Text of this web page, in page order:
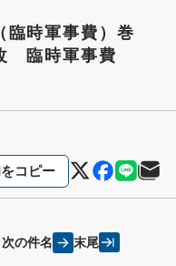
臨時軍事費）巻
臨時軍事費
コピー
次の件名 末尾